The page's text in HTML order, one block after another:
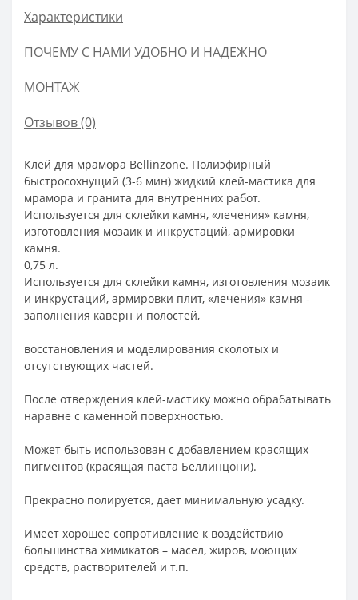
Характеристики
ПОЧЕМУ С НАМИ УДОБНО И НАДЕЖНО
МОНТАЖ
Отзывов (0)
Клей для мрамора Bellinzone. Полиэфирный
быстросохнущий (3-6 мин) жидкий клей-мастика для
мрамора и гранита для внутренних работ.
Используется для склейки камня, «лечения» камня,
изготовления мозаик и инкрустаций, армировки
камня.
0,75 л.
Используется для склейки камня, изготовления мозаик
и инкрустаций, армировки плит, «лечения» камня -
заполнения каверн и полостей,
восстановления и моделирования сколотых и
отсутствующих частей.
После отверждения клей-мастику можно обрабатывать
наравне с каменной поверхностью.
Может быть использован с добавлением красящих
пигментов (красящая паста Беллинцони).
Прекрасно полируется, дает минимальную усадку.
Имеет хорошее сопротивление к воздействию
большинства химикатов – масел, жиров, моющих
средств, растворителей и т.п.